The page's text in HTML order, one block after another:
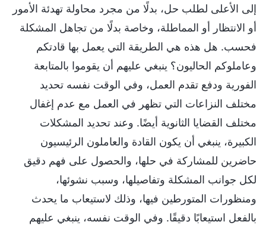
إلى الأعلى لطلب حل، بدلًا من مجرد محاولة تهدئة الأمور
أو الانتظار أو المماطلة، وخاصة بدلًا من تجاهل المشكلة
فحسب. هل هذه هي الطريقة التي يعمل بها قادتكم
وعاملوكم الحاليون؟ ينبغي عليهم أن يقوموا بالمتابعة
الفورية ودفع تقدم العمل، وفي الوقت نفسه تحديد
مختلف النزاعات التي تظهر في العمل مع عدم إغفال
مختلف القضايا الثانوية أيضًا. وعند تحديد المشكلات
الكبيرة، ينبغي أن يكون القادة والعاملون الرئيسيون
حاضرين للمشاركة في حلها، والحصول على فهم دقيق
لكل جوانب المشكلة وتفاصيلها، وسبب نشوئها،
ومنظورات المتورطين فيها، وذلك لاستيعاب ما يحدث
بالفعل استيعابًا دقيقًا. وفي الوقت نفسه، ينبغي عليهم